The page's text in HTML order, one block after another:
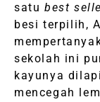
satu best
besi terpilih,
sekolah ini
kayunya
mencegah